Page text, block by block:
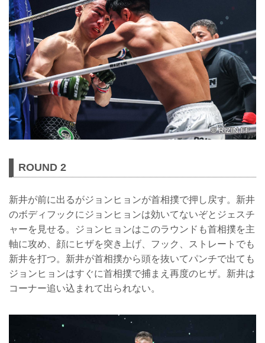
ROUND 2
新井が前に出るがジョンヒョンが首相撲で押し戻す。新井
のボディフックにジョンヒョンは効いてないぞとジェスチ
ャーを見せる。ジョンヒョンはこのラウンドも首相撲を主
軸に攻め、顔にヒザを突き上げ、フック、ストレートでも
新井を打つ。新井が首相撲から頭を抜いてパンチで出ても
ジョンヒョンはすぐに首相撲で捕まえ再度のヒザ。新井は
コーナー追い込まれて出られない。